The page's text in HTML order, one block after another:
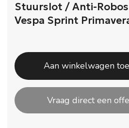
Stuurslot / Anti-
Vespa Sprint
Aan winkelwagen
Vraag direct een